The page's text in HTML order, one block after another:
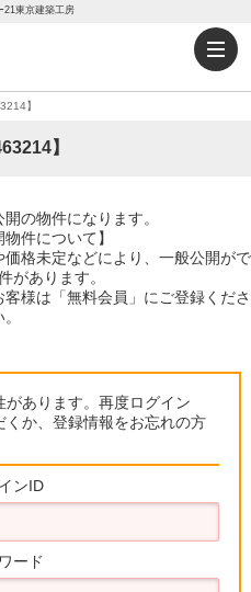
21東京建築工房
】
】
の物件になります。
物件について】
格未定などにより、一般公開がで
があります。
様は「無料会員」にご登録くださ
があります。再度ログイン
か、登録情報をお忘れの方
ンID
ード